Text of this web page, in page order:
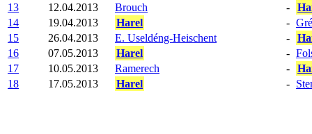
13
12.04.2013 Brouch -
14
19.04.2013 Harel -
15
26.04.2013 E. Useldéng-Heischent -
16
07.05.2013 Harel -
17
10.05.2013 Ramerech -
18
17.05.2013 Harel -